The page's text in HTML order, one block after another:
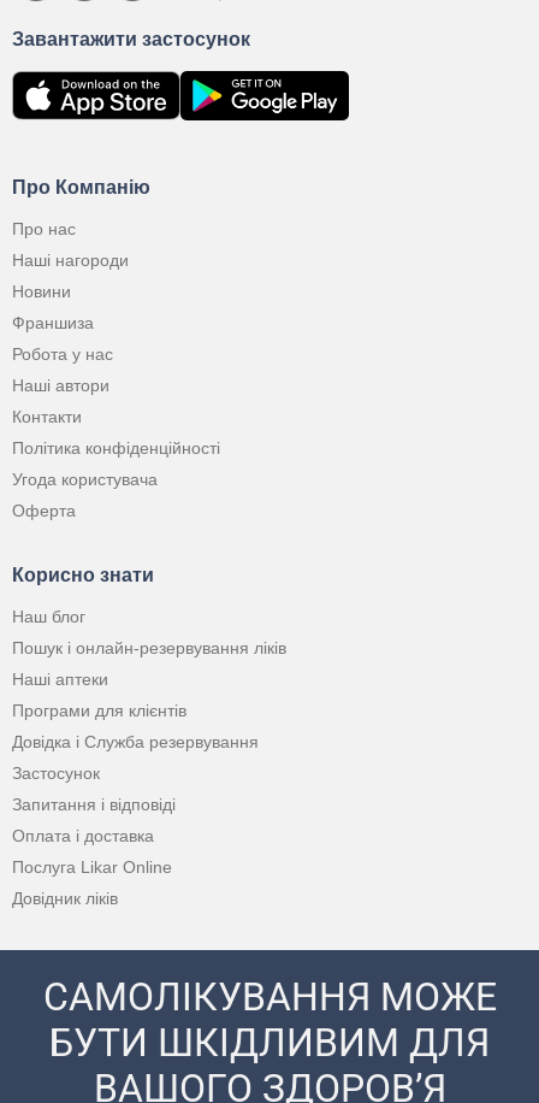
Про Компанію
Про нас
Наші нагороди
Новини
Франшиза
Робота у нас
Наші автори
Контакти
Політика конфіденційності
Угода користувача
Оферта
Корисно знати
Наш блог
Пошук і онлайн-резервування ліків
Наші аптеки
Програми для клієнтів
Довідка і Служба резервування
Застосунок
Запитання і відповіді
Оплата і доставка
Послуга Likar Online
Довідник ліків
Завантажити застосунок
САМОЛІКУВАННЯ МОЖЕ
БУТИ ШКІДЛИВИМ ДЛЯ
ВАШОГО ЗДОРОВ’Я